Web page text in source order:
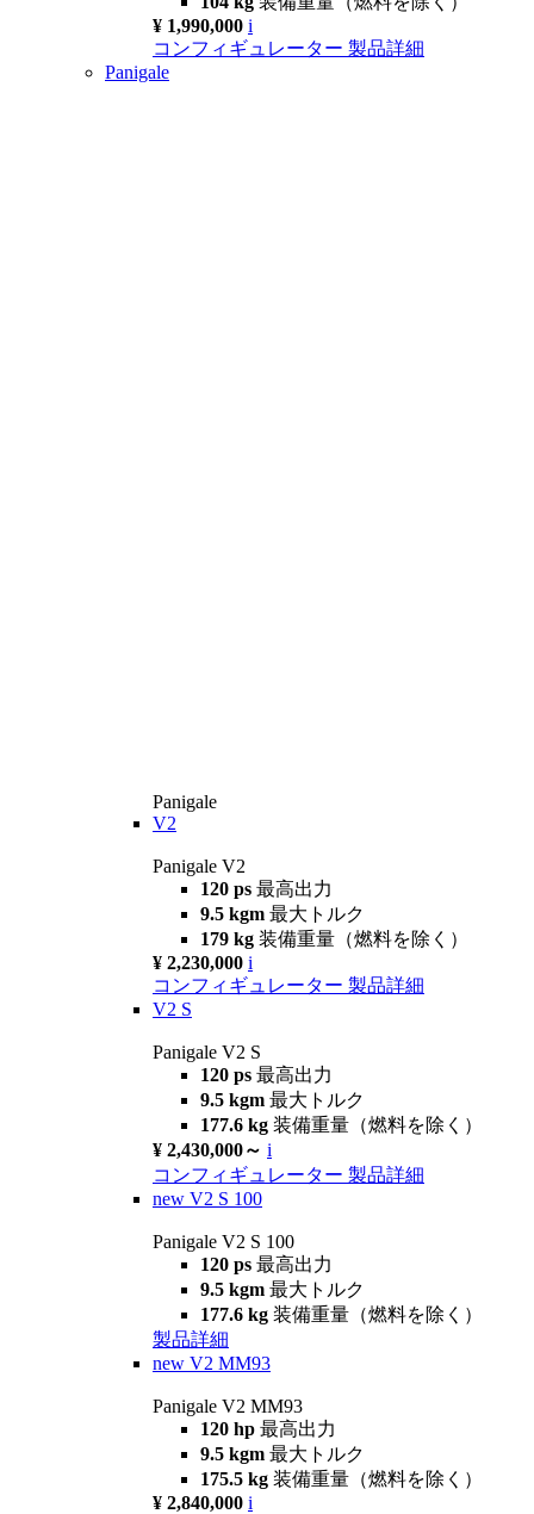
¥ 1,990,000 i
コンフィギュレーター 製品詳細
Panigale
Panigale
V2
Panigale V2
120 ps 最高出力
9.5 kgm 最大トルク
179 kg 装備重量（燃料を除く）
¥ 2,230,000 i
コンフィギュレーター 製品詳細
V2 S
Panigale V2 S
120 ps 最高出力
9.5 kgm 最大トルク
177.6 kg 装備重量（燃料を除く）
¥ 2,430,000～ i
コンフィギュレーター 製品詳細
new V2 S 100
Panigale V2 S 100
120 ps 最高出力
9.5 kgm 最大トルク
177.6 kg 装備重量（燃料を除く）
製品詳細
new V2 MM93
Panigale V2 MM93
120 hp 最高出力
9.5 kgm 最大トルク
175.5 kg 装備重量（燃料を除く）
¥ 2,840,000 i